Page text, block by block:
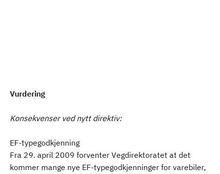
Vurdering
Konsekvenser ved nytt direktiv:
EF-typegodkjenning
Fra 29. april 2009 forventer Vegdirektoratet at det
kommer mange nye EF-typegodkjenninger for varebiler,